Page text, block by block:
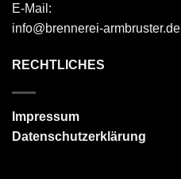
E-Mail:
info@brennerei-armbruster.de
RECHTLICHES
Impressum
Datenschutzerklärung